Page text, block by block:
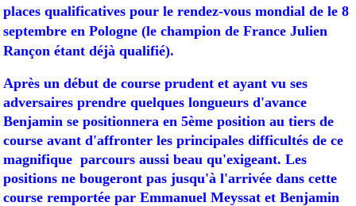
places qualificatives pour le rendez-vous mondial de le 8
septembre en Pologne (le champion de France Julien
Rançon étant déjà qualifié).
Après un début de course prudent et ayant vu ses
adversaires prendre quelques longueurs d'avance
Benjamin se positionnera en 5ème position au tiers de
course avant d'affronter les principales difficultés de ce
magnifique parcours aussi beau qu'exigeant. Les
positions ne bougeront pas jusqu'à l'arrivée dans cette
course remportée par Emmanuel Meyssat et Benjamin